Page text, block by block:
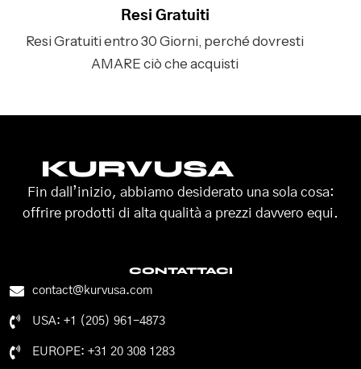
Resi Gratuiti
Resi Gratuiti entro 30 Giorni, perché dovresti
AMARE ciò che acquisti
KURVUSA
Fin dall’inizio, abbiamo desiderato una sola cosa:
offrire prodotti di alta qualità a prezzi davvero equi.
CONTATTACI
contact@kurvusa.com
USA: +1 (205) 961-4873
EUROPE: +31 20 308 1283